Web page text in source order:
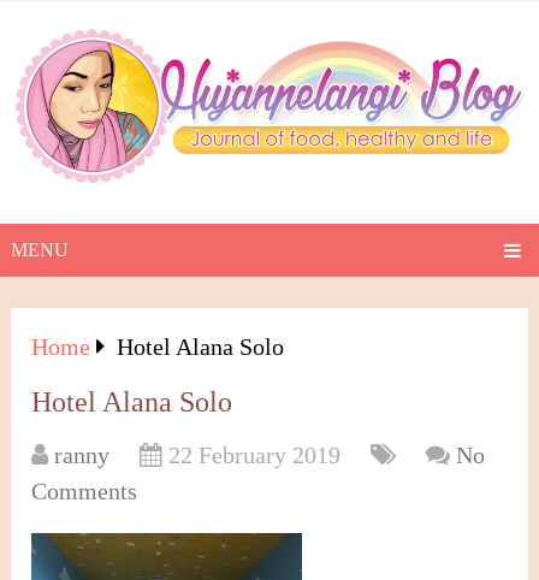
MENU
Home Hotel Alana Solo
Hotel Alana Solo
ranny 22 February 2019
No
Comments